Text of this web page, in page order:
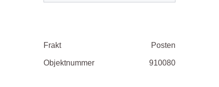
Frakt Posten
Objektnummer 910080